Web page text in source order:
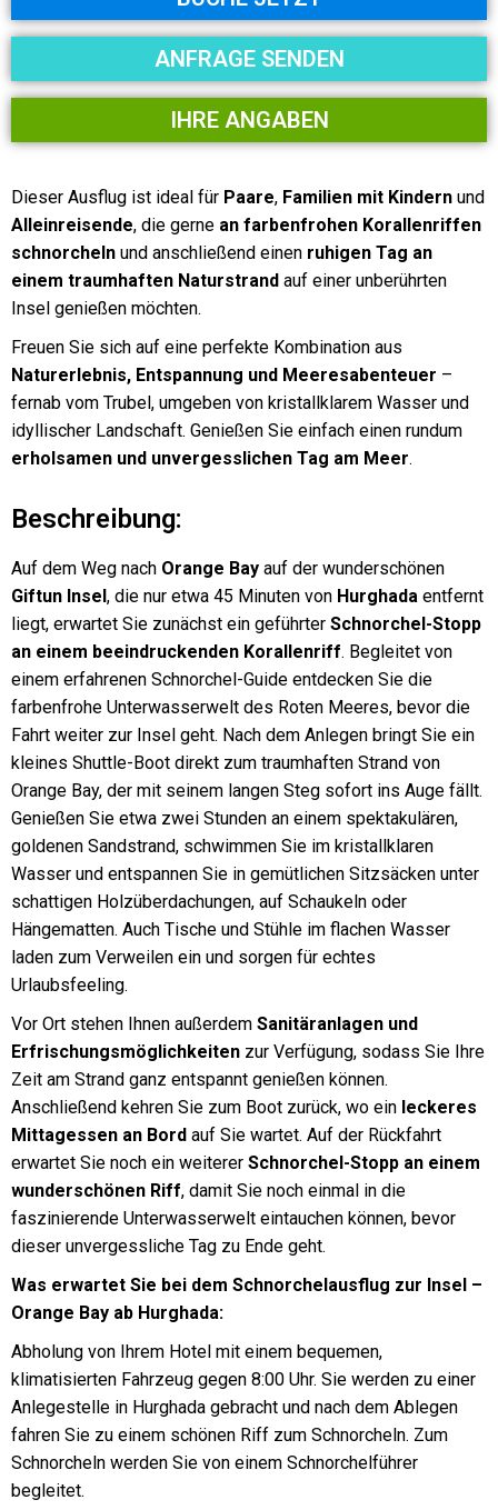
ANFRAGE SENDEN
IHRE ANGABEN
Dieser Ausflug ist ideal für Paare, Familien mit Kindern und
Alleinreisende, die gerne an farbenfrohen Korallenriffen
schnorcheln und anschließend einen ruhigen Tag an
einem traumhaften Naturstrand auf einer unberührten
Insel genießen möchten.
Freuen Sie sich auf eine perfekte Kombination aus
Naturerlebnis, Entspannung und Meeresabenteuer –
fernab vom Trubel, umgeben von kristallklarem Wasser und
idyllischer Landschaft. Genießen Sie einfach einen rundum
erholsamen und unvergesslichen Tag am Meer.
Beschreibung:
Auf dem Weg nach Orange Bay auf der wunderschönen
Giftun Insel , die nur etwa 45 Minuten von Hurghada entfernt
liegt, erwartet Sie zunächst ein geführter Schnorchel-Stopp
an einem beeindruckenden Korallenriff. Begleitet von
einem erfahrenen Schnorchel-Guide entdecken Sie die
farbenfrohe Unterwasserwelt des Roten Meeres, bevor die
Fahrt weiter zur Insel geht. Nach dem Anlegen bringt Sie ein
kleines Shuttle-Boot direkt zum traumhaften Strand von
Orange Bay, der mit seinem langen Steg sofort ins Auge fällt.
Genießen Sie etwa zwei Stunden an einem spektakulären,
goldenen Sandstrand, schwimmen Sie im kristallklaren
Wasser und entspannen Sie in gemütlichen Sitzsäcken unter
schattigen Holzüberdachungen, auf Schaukeln oder
Hängematten. Auch Tische und Stühle im flachen Wasser
laden zum Verweilen ein und sorgen für echtes
Urlaubsfeeling.
Vor Ort stehen Ihnen außerdem Sanitäranlagen und
Erfrischungsmöglichkeiten zur Verfügung, sodass Sie Ihre
Zeit am Strand ganz entspannt genießen können.
Anschließend kehren Sie zum Boot zurück, wo ein leckeres
Mittagessen an Bord auf Sie wartet. Auf der Rückfahrt
erwartet Sie noch ein weiterer Schnorchel-Stopp an einem
wunderschönen Riff, damit Sie noch einmal in die
faszinierende Unterwasserwelt eintauchen können, bevor
dieser unvergessliche Tag zu Ende geht.
Was erwartet Sie bei dem Schnorchelausflug zur Insel –
Orange Bay ab Hurghada:
Abholung von Ihrem Hotel mit einem bequemen,
klimatisierten Fahrzeug gegen 8:00 Uhr. Sie werden zu einer
Anlegestelle in Hurghada gebracht und nach dem Ablegen
fahren Sie zu einem schönen Riff zum Schnorcheln. Zum
Schnorcheln werden Sie von einem Schnorchelführer
begleitet.